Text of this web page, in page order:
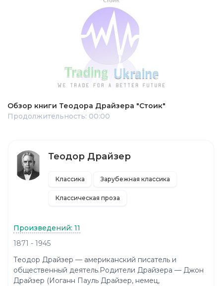
Обзор книги Теодора Драйзера "Стоик"
Продолжительность: 00:00
Теодор Драйзер
Классика Зарубежная классика
Классическая проза
Произведений: 11
1871 - 1945
Теодор Драйзер — американский писатель и
общественный деятель.Родители Драйзера — Джон
Драйзер (Иоганн Пауль Драйзер, немец,